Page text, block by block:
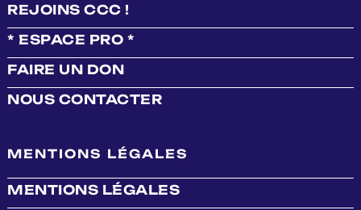
REJOINS CCC !
* ESPACE PRO *
FAIRE UN DON
NOUS CONTACTER
MENTIONS LÉGALES
MENTIONS LÉGALES